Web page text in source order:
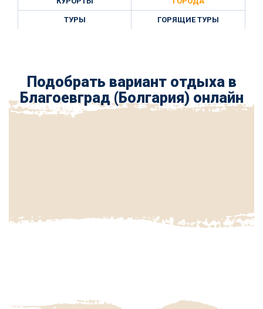
ТУРЫ ГОРЯЩИЕ ТУРЫ
Подобрать вариант отдыха в
Благоевград (Болгария) онлайн